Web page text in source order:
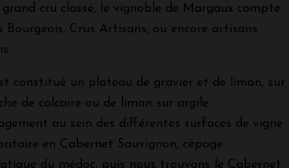
cru classé, le vignoble de Margaux compte
Bourgeois, Crus Artisans, ou encore artisans
constitué un plateau de gravier et de limon, sur
de calcaire ou de limon sur argile.
au sein des différentes surfaces de vigne
en Cabernet Sauvignon, cépage
du médoc, puis nous trouvons le Cabernet